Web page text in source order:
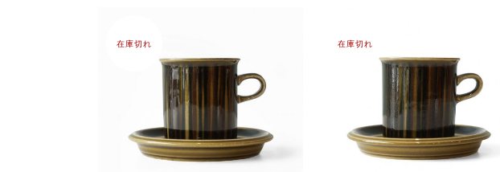
在庫切れ 在庫切れ